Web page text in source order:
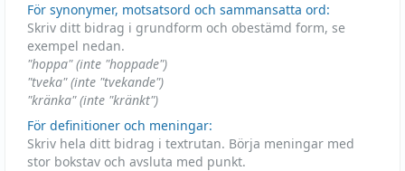
För synonymer, motsatsord och sammansatta ord:
Skriv ditt bidrag i grundform och obestämd form, se
exempel nedan.
"hoppa" (inte "hoppade")
"tveka" (inte "tvekande")
"kränka" (inte "kränkt")
För definitioner och meningar:
Skriv hela ditt bidrag i textrutan. Börja meningar med
stor bokstav och avsluta med punkt.